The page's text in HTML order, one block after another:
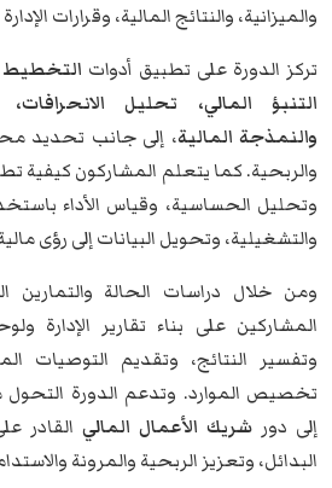
والميزانية، والنتائج المالية، وقرارات
تركز الدورة على تطبيق أدوات التخطيط
التنبؤ المالي، تحليل
والنمذجة المالية، إلى جانب تحديد
والربحية. كما يتعلم المشاركون كيفية
وتحليل الحساسية، وقياس الأداء
والتشغيلية، وتحويل البيانات إلى رؤى
ومن خلال دراسات الحالة والتمارين
المشاركين على بناء تقارير الإدارة
وتفسير النتائج، وتقديم التوصيات
تخصيص الموارد. وتدعم الدورة التحول
إلى دور شريك الأعمال المالي القادر
البدائل، وتعزيز الربحية والمرونة